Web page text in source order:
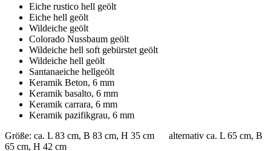
Eiche rustico hell geölt
Eiche hell geölt
Wildeiche geölt
Colorado Nussbaum geölt
Wildeiche hell soft gebürstet geölt
Wildeiche hell geölt
Santanaeiche hellgeölt
Keramik Beton, 6 mm
Keramik basalto, 6 mm
Keramik carrara, 6 mm
Keramik pazifikgrau, 6 mm
Größe: ca. L 83 cm, B 83 cm, H 35 cm alternativ ca. L 65 cm, B
65 cm, H 42 cm